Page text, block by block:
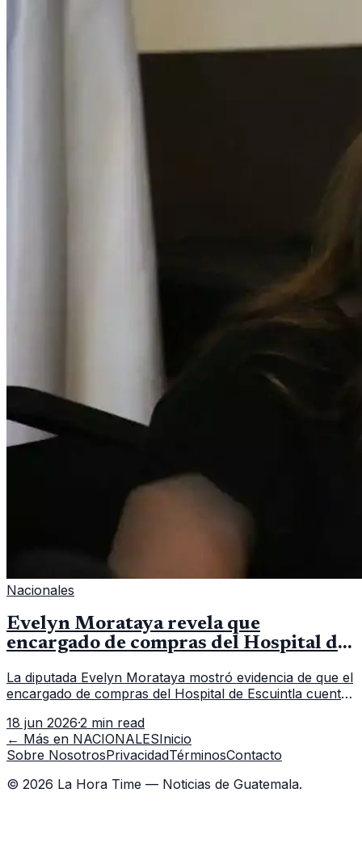
Nacionales
Evelyn Morataya revela que
encargado de compras del Hospital de
La diputada Evelyn Morataya mostró evidencia de que el
encargado de compras del Hospital de Escuintla cuenta
capacitación en la capital.
18 jun 2026·2 min read
← Más en NACIONALESInicio
Sobre NosotrosPrivacidadTérminosContacto
© 2026 La Hora Time — Noticias de Guatemala.